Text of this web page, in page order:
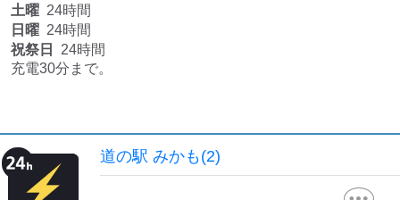
土曜 24時間
日曜 24時間
祝祭日
24時間
充電30分まで。
道の駅 みかも(2)